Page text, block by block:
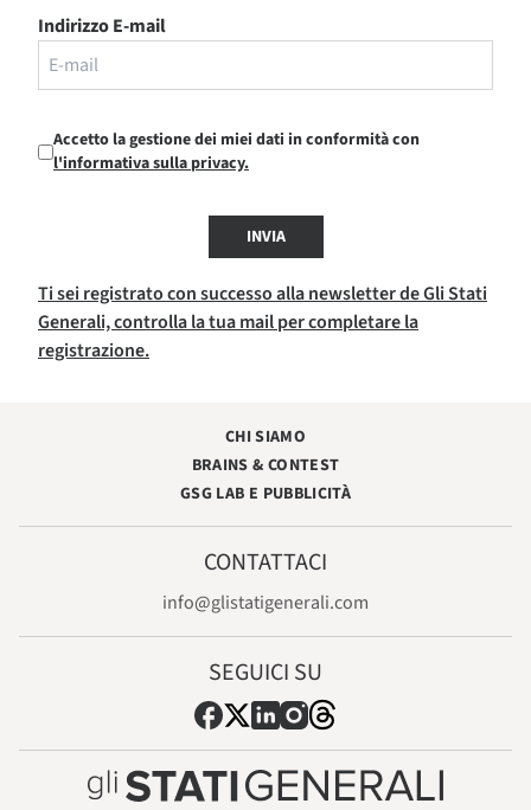
Indirizzo E-mail
Accetto la gestione dei miei dati in conformità con
l'informativa sulla privacy.
INVIA
Ti sei registrato con successo alla newsletter de Gli Stati
Generali, controlla la tua mail per completare la
registrazione.
CHI SIAMO
BRAINS & CONTEST
GSG LAB E PUBBLICITÀ
CONTATTACI
info@glistatigenerali.com
SEGUICI SU